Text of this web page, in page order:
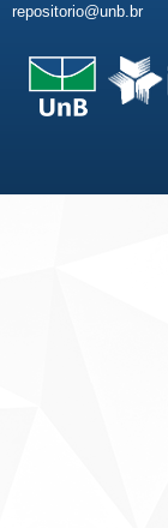
repositorio@unb.br